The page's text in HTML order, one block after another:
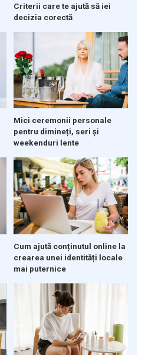
Criterii care te ajută să iei
decizia corectă
Mici ceremonii personale
pentru dimineți, seri și
weekenduri lente
Cum ajută conținutul online la
crearea unei identități locale
mai puternice